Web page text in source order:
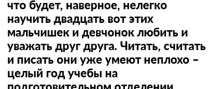
что будет, наверное, нелегко
научить двадцать вот этих
мальчишек и девчонок любить и
уважать друг друга. Читать, считать
и писать они уже умеют неплохо –
целый год учебы на